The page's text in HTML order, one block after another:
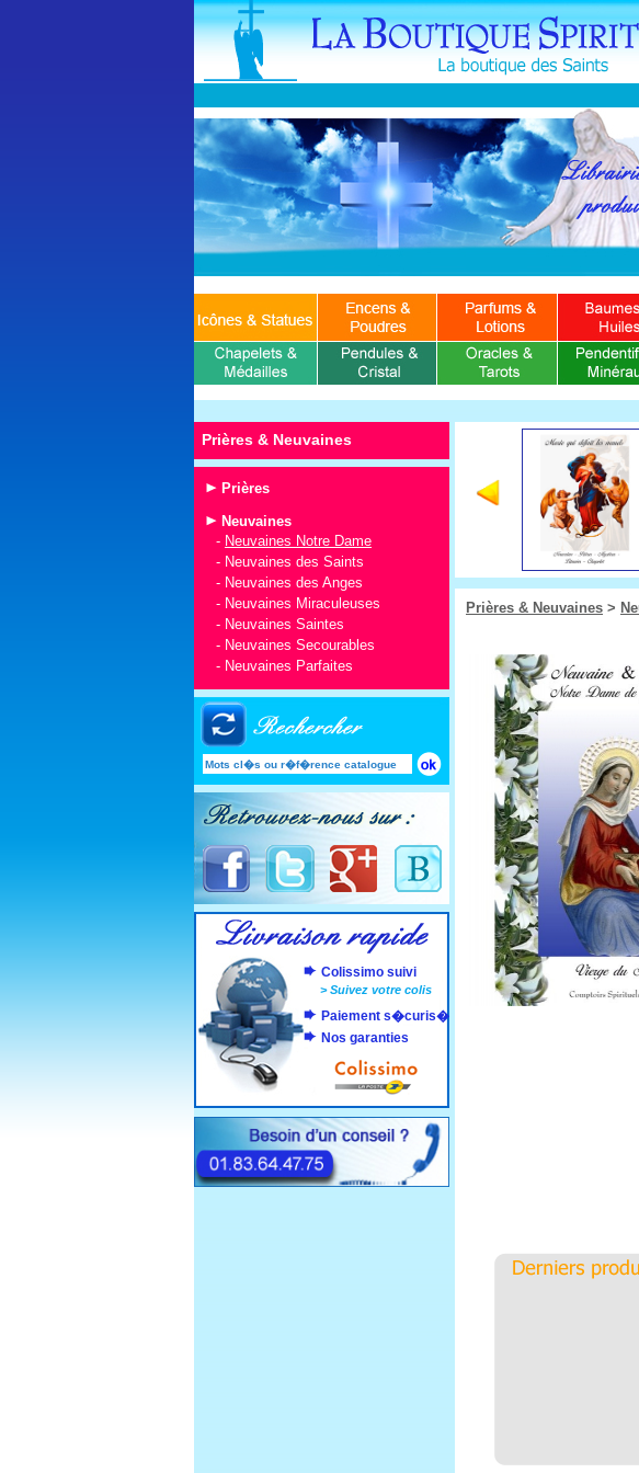
Prières & Neuvaines
Prières
Neuvaines
- Neuvaines Notre Dame
- Neuvaines des Saints
- Neuvaines des Anges
- Neuvaines Miraculeuses
- Neuvaines Saintes
- Neuvaines Secourables
- Neuvaines Parfaites
Colissimo suivi
>Suivez votre colis
Paiement s�curis�
Nos garanties
Prières & Neuvaines >